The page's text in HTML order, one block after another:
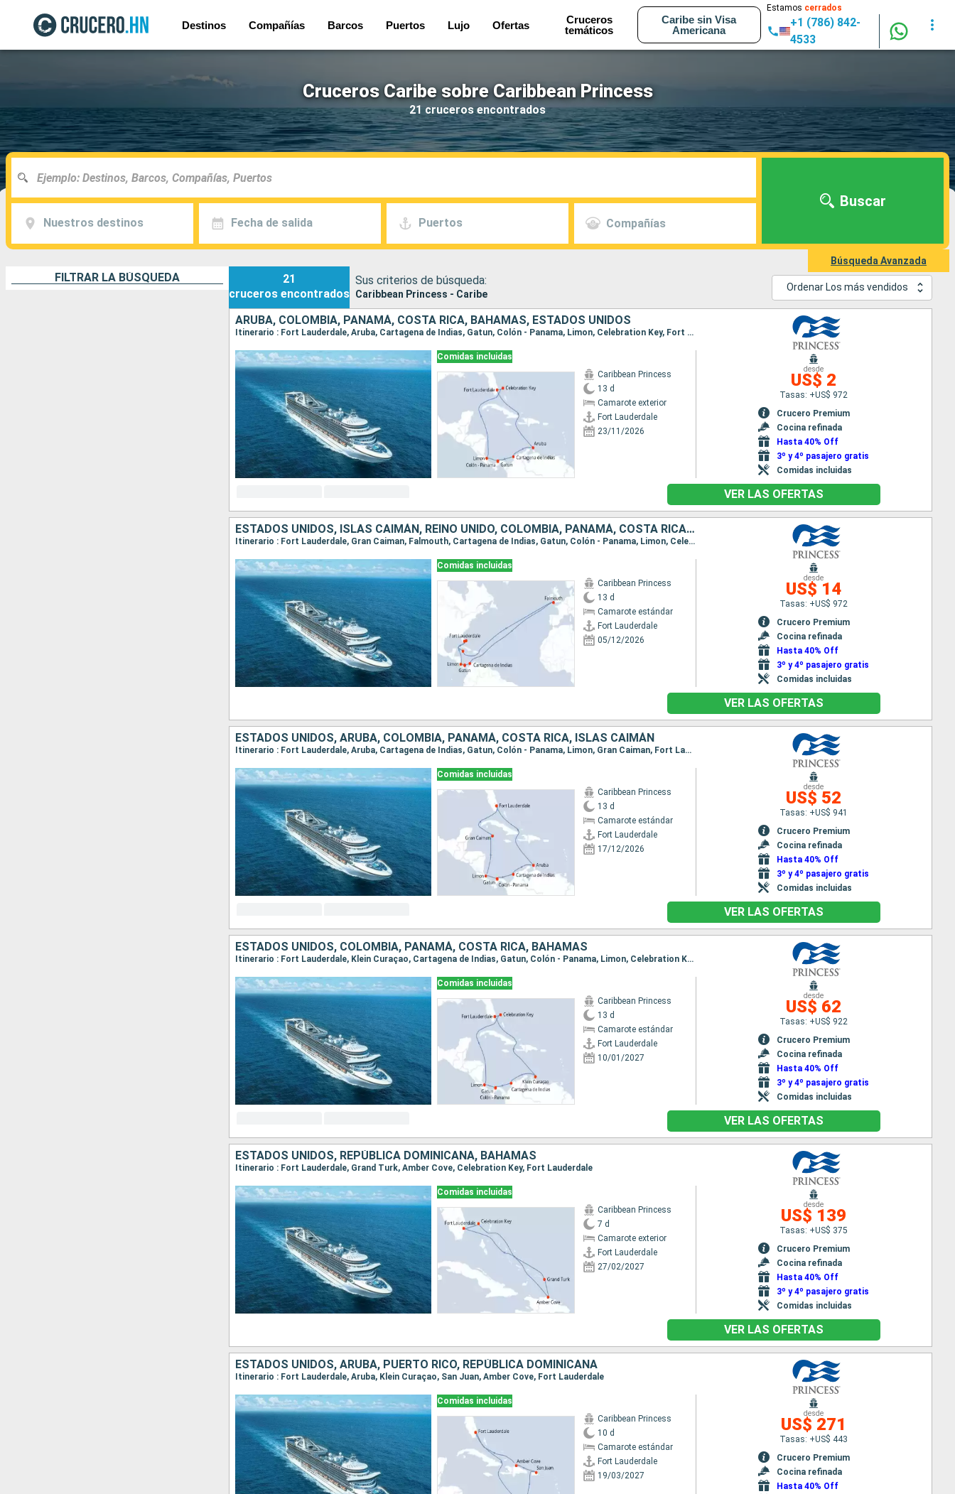
Destinos Compañías Barcos Puertos Lujo Ofertas
Cruceros
temáticos
Caribe sin Visa
Americana
Estamos cerrados
+1 (786) 842-
4533
Cruceros Caribe sobre Caribbean Princess
21 cruceros encontrados
Nuestros destinos Fecha de salida Puertos Compañías
Buscar
Búsqueda Avanzada
FILTRAR LA BÚSQUEDA
21
cruceros encontrados
Sus criterios de búsqueda:
Caribbean Princess - Caribe
Ordenar Los más vendidos
ARUBA, COLOMBIA, PANAMÁ, COSTA RICA, BAHAMAS, ESTADOS UNIDOS
Itinerario : Fort Lauderdale, Aruba, Cartagena de Indias, Gatun, Colón - Panama, Limon, Celebration Key, Fort Lauderdale
Comidas incluidas
Caribbean Princess
13 d
Camarote exterior
Fort Lauderdale
23/11/2026
desde
US$ 2
Tasas: +US$ 972
Crucero Premium
Cocina refinada
Hasta 40% Off
3º y 4º pasajero gratis
Comidas incluidas
VER LAS OFERTAS
ESTADOS UNIDOS, ISLAS CAIMÁN, REINO UNIDO, COLOMBIA, PANAMÁ, COSTA RICA, BAHAMAS
Itinerario : Fort Lauderdale, Gran Caiman, Falmouth, Cartagena de Indias, Gatun, Colón - Panama, Limon, Celebration Key, Fort Lauderdale
Comidas incluidas
Caribbean Princess
13 d
Camarote estándar
Fort Lauderdale
05/12/2026
desde
US$ 14
Tasas: +US$ 972
Crucero Premium
Cocina refinada
Hasta 40% Off
3º y 4º pasajero gratis
Comidas incluidas
VER LAS OFERTAS
ESTADOS UNIDOS, ARUBA, COLOMBIA, PANAMÁ, COSTA RICA, ISLAS CAIMÁN
Itinerario : Fort Lauderdale, Aruba, Cartagena de Indias, Gatun, Colón - Panama, Limon, Gran Caiman, Fort Lauderdale
Comidas incluidas
Caribbean Princess
13 d
Camarote estándar
Fort Lauderdale
17/12/2026
desde
US$ 52
Tasas: +US$ 941
Crucero Premium
Cocina refinada
Hasta 40% Off
3º y 4º pasajero gratis
Comidas incluidas
VER LAS OFERTAS
ESTADOS UNIDOS, COLOMBIA, PANAMÁ, COSTA RICA, BAHAMAS
Itinerario : Fort Lauderdale, Klein Curaçao, Cartagena de Indias, Gatun, Colón - Panama, Limon, Celebration Key, Fort Lauderdale
Comidas incluidas
Caribbean Princess
13 d
Camarote estándar
Fort Lauderdale
10/01/2027
desde
US$ 62
Tasas: +US$ 922
Crucero Premium
Cocina refinada
Hasta 40% Off
3º y 4º pasajero gratis
Comidas incluidas
VER LAS OFERTAS
ESTADOS UNIDOS, REPÚBLICA DOMINICANA, BAHAMAS
Itinerario : Fort Lauderdale, Grand Turk, Amber Cove, Celebration Key, Fort Lauderdale
Comidas incluidas
Caribbean Princess
7 d
Camarote exterior
Fort Lauderdale
27/02/2027
desde
US$ 139
Tasas: +US$ 375
Crucero Premium
Cocina refinada
Hasta 40% Off
3º y 4º pasajero gratis
Comidas incluidas
VER LAS OFERTAS
ESTADOS UNIDOS, ARUBA, PUERTO RICO, REPÚBLICA DOMINICANA
Itinerario : Fort Lauderdale, Aruba, Klein Curaçao, San Juan, Amber Cove, Fort Lauderdale
Comidas incluidas
Caribbean Princess
10 d
Camarote estándar
Fort Lauderdale
19/03/2027
desde
US$ 271
Tasas: +US$ 443
Crucero Premium
Cocina refinada
Hasta 40% Off